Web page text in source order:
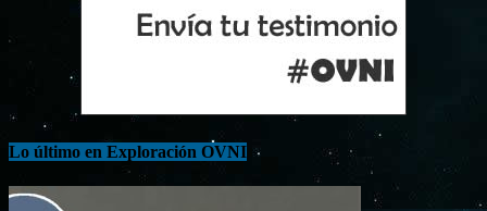
Lo último en Exploración OVNI